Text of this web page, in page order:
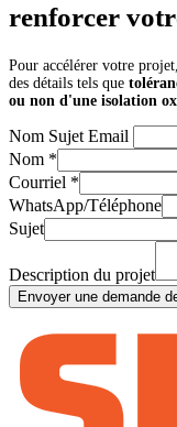
renforcer
Pour accélérer votre
des détails tels que
ou non d'une isolation
Nom Sujet Email
Nom *
Courriel *
WhatsApp/Téléphone
Sujet
Description du projet
Envoyer une demande